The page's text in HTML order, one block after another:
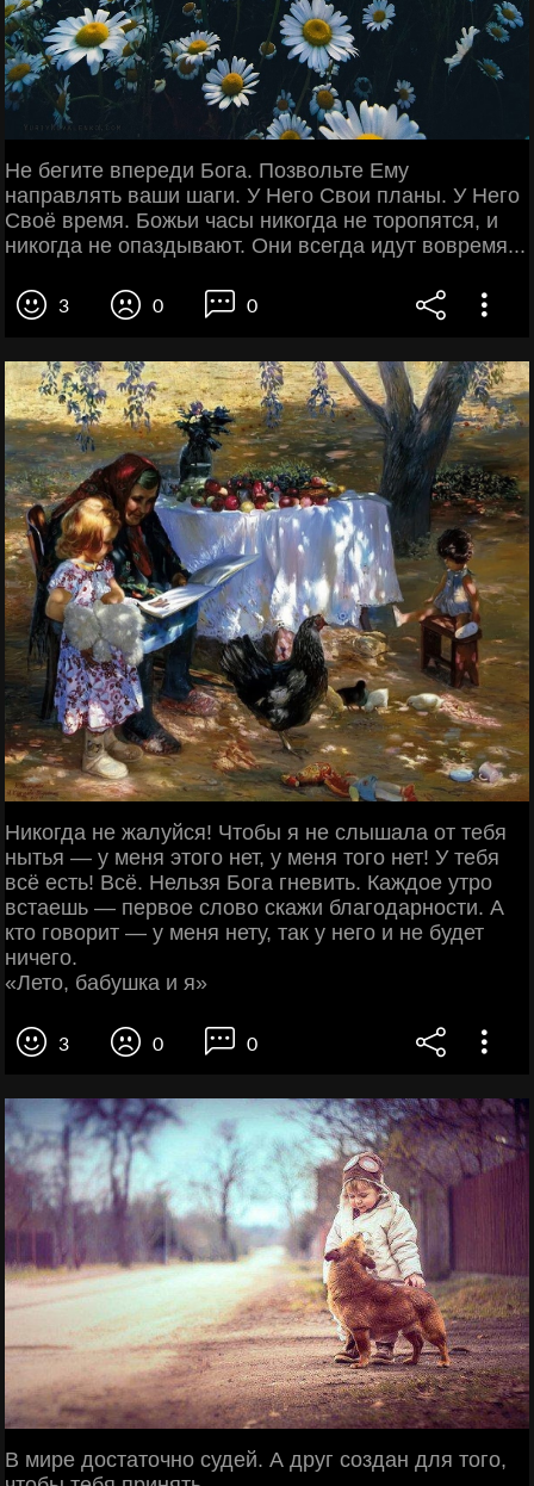
Не бегите впереди Бога. Позвольте Ему
направлять ваши шаги. У Него Свои планы. У Него
Своё время. Божьи часы никогда не торопятся, и
никогда не опаздывают. Они всегда идут вовремя...
3 0 0
Никогда не жалуйся! Чтобы я не слышала от тебя
нытья — у меня этого нет, у меня того нет! У тебя
всё есть! Всё. Нельзя Бога гневить. Каждое утро
встаешь — первое слово скажи благодарности. А
кто говорит — у меня нету, так у него и не будет
ничего.
«Лето, бабушка и я»
3 0 0
В мире достаточно судей. А друг создан для того,